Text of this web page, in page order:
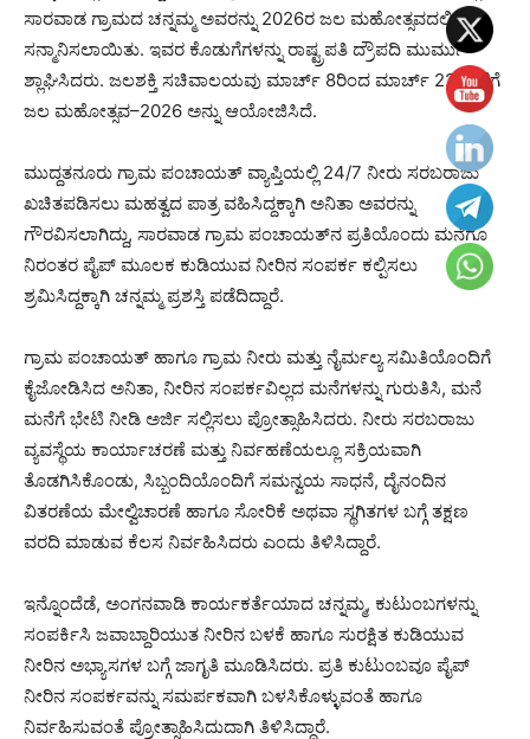
ಸಾರವಾಡ ಗ್ರಾಮದ ಚನ್ನಮ್ಮ ಅವರನ್ನು 2026ರ ಜಲ ಮಹೋತ್ಸವದಲ್ಲಿ
ಸನ್ಮಾನಿಸಲಾಯಿತು. ಇವರ ಕೊಡುಗೆಗಳನ್ನು ರಾಷ್ಟ್ರಪತಿ ದ್ರೌಪದಿ ಮುರ್ಮು
ಶ್ಲಾಘಿಸಿದರು. ಜಲಶಕ್ತಿ ಸಚಿವಾಲಯವು ಮಾರ್ಚ್ 8ರಿಂದ ಮಾರ್ಚ್ 22ರವರೆಗೆ
ಜಲ ಮಹೋತ್ಸವ–2026 ಅನ್ನು ಆಯೋಜಿಸಿದೆ.
ಮುದ್ದತನೂರು ಗ್ರಾಮ ಪಂಚಾಯತ್ ವ್ಯಾಪ್ತಿಯಲ್ಲಿ 24/7 ನೀರು ಸರಬರಾಜು
ಖಚಿತಪಡಿಸಲು ಮಹತ್ವದ ಪಾತ್ರ ವಹಿಸಿದ್ದಕ್ಕಾಗಿ ಅನಿತಾ ಅವರನ್ನು
ಗೌರವಿಸಲಾಗಿದ್ದು, ಸಾರವಾಡ ಗ್ರಾಮ ಪಂಚಾಯತ್‌ನ ಪ್ರತಿಯೊಂದು ಮನೆಗೂ
ನಿರಂತರ ಪೈಪ್ ಮೂಲಕ ಕುಡಿಯುವ ನೀರಿನ ಸಂಪರ್ಕ ಕಲ್ಪಿಸಲು
ಶ್ರಮಿಸಿದ್ದಕ್ಕಾಗಿ ಚನ್ನಮ್ಮ ಪ್ರಶಸ್ತಿ ಪಡೆದಿದ್ದಾರೆ.
ಗ್ರಾಮ ಪಂಚಾಯತ್ ಹಾಗೂ ಗ್ರಾಮ ನೀರು ಮತ್ತು ನೈರ್ಮಲ್ಯ ಸಮಿತಿಯೊಂದಿಗೆ
ಕೈಜೋಡಿಸಿದ ಅನಿತಾ, ನೀರಿನ ಸಂಪರ್ಕವಿಲ್ಲದ ಮನೆಗಳನ್ನು ಗುರುತಿಸಿ, ಮನೆ
ಮನೆಗೆ ಭೇಟಿ ನೀಡಿ ಅರ್ಜಿ ಸಲ್ಲಿಸಲು ಪ್ರೋತ್ಸಾಹಿಸಿದರು. ನೀರು ಸರಬರಾಜು
ವ್ಯವಸ್ಥೆಯ ಕಾರ್ಯಾಚರಣೆ ಮತ್ತು ನಿರ್ವಹಣೆಯಲ್ಲೂ ಸಕ್ರಿಯವಾಗಿ
ತೊಡಗಿಸಿಕೊಂಡು, ಸಿಬ್ಬಂದಿಯೊಂದಿಗೆ ಸಮನ್ವಯ ಸಾಧನೆ, ದೈನಂದಿನ
ವಿತರಣೆಯ ಮೇಲ್ವಿಚಾರಣೆ ಹಾಗೂ ಸೋರಿಕೆ ಅಥವಾ ಸ್ಥಗಿತಗಳ ಬಗ್ಗೆ ತಕ್ಷಣ
ವರದಿ ಮಾಡುವ ಕೆಲಸ ನಿರ್ವಹಿಸಿದರು ಎಂದು ತಿಳಿಸಿದ್ದಾರೆ.
ಇನ್ನೊಂದೆಡೆ, ಅಂಗನವಾಡಿ ಕಾರ್ಯಕರ್ತೆಯಾದ ಚನ್ನಮ್ಮ, ಕುಟುಂಬಗಳನ್ನು
ಸಂಪರ್ಕಿಸಿ ಜವಾಬ್ದಾರಿಯುತ ನೀರಿನ ಬಳಕೆ ಹಾಗೂ ಸುರಕ್ಷಿತ ಕುಡಿಯುವ
ನೀರಿನ ಅಭ್ಯಾಸಗಳ ಬಗ್ಗೆ ಜಾಗೃತಿ ಮೂಡಿಸಿದರು. ಪ್ರತಿ ಕುಟುಂಬವೂ ಪೈಪ್
ನೀರಿನ ಸಂಪರ್ಕವನ್ನು ಸಮರ್ಪಕವಾಗಿ ಬಳಸಿಕೊಳ್ಳುವಂತೆ ಹಾಗೂ
ನಿರ್ವಹಿಸುವಂತೆ ಪ್ರೋತ್ಸಾಹಿಸಿದುದಾಗಿ ತಿಳಿಸಿದ್ದಾರೆ.